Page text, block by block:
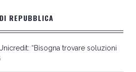
REPUBBLICA
“Bisogna trovare soluzioni